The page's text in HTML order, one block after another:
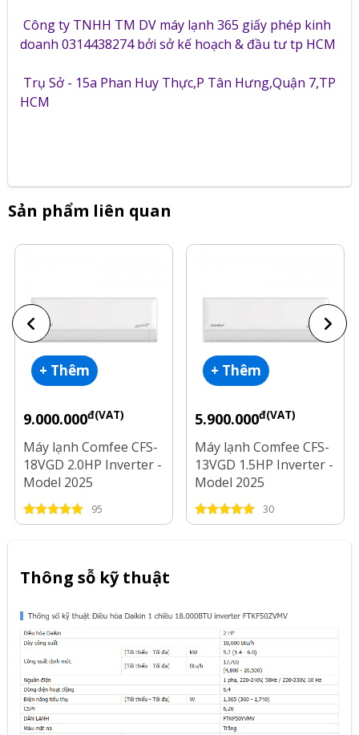
Công ty TNHH TM DV máy lạnh 365 giấy phép kinh
doanh 0314438274 bởi sở kế hoạch & đầu tư tp HCM
Trụ Sở - 15a Phan Huy Thực,P Tân Hưng,Quận 7,TP
HCM
Sản phẩm liên quan
+ Thêm
9.000.000đ(VAT)
Máy lạnh Comfee CFS-
18VGD 2.0HP Inverter -
Model 2025
95
+ Thêm
5.900.000đ(VAT)
Máy lạnh Comfee CFS-
13VGD 1.5HP Inverter -
Model 2025
30
Thông sỗ kỹ thuật